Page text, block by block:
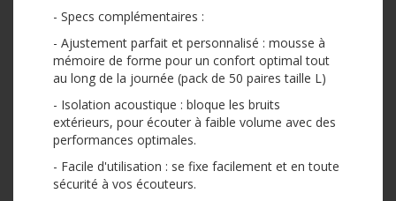
- Specs complémentaires :
- Ajustement parfait et personnalisé : mousse à
mémoire de forme pour un confort optimal tout
au long de la journée (pack de 50 paires taille L)
- Isolation acoustique : bloque les bruits
extérieurs, pour écouter à faible volume avec des
performances optimales.
- Facile d'utilisation : se fixe facilement et en toute
sécurité à vos écouteurs.